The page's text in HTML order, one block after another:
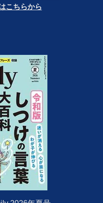
こちらから